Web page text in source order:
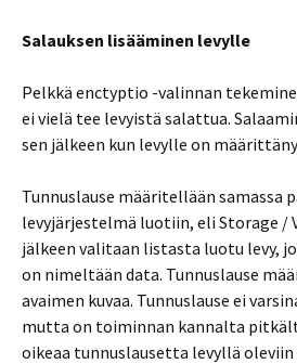
Salauksen lisääminen levylle
Pelkkä enctyptio -valinnan
ei vielä tee levyistä salattua.
sen jälkeen kun levylle on
Tunnuslause määritellään samassa
levyjärjestelmä luotiin, eli Storage /
jälkeen valitaan listasta luotu levy,
on nimeltään data. Tunnuslause
avaimen kuvaa. Tunnuslause ei
mutta on toiminnan kannalta
oikeaa tunnuslausetta levyllä